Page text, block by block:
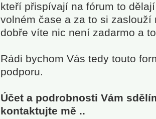
kteří přispívají na fórum to
volném čase a za to si zaslouží
dobře víte nic není zadarmo a
Rádi bychom Vás tedy touto
podporu.
Účet a podrobnosti Vám
kontaktujte mě ..